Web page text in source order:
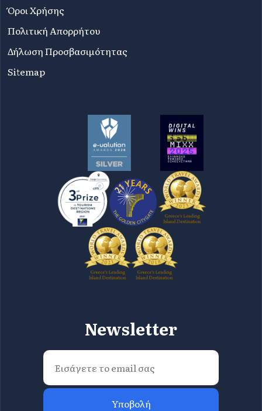
Όροι Χρήσης
Πολιτική Απορρήτου
Δήλωση Προσβασιμότητας
Sitemap
Newsletter
Υποβολή